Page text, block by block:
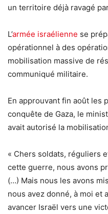
un territoire déjà ravagé
L’armée israélienne se
opérationnel à des
mobilisation massive de
communiqué militaire.
En approuvant fin août les
conquête de Gaza, le
avait autorisé la
« Chers soldats, réguliers
cette guerre, nous avons
(…) Mais nous les avons
nous avez donné, à moi et
avancer Israël vers une